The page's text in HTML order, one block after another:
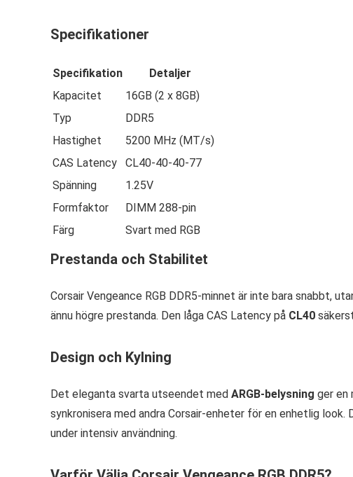
Specifikationer
Specifikation
Detaljer
Kapacitet
16GB (2 x 8GB)
Typ
DDR5
Hastighet
5200 MHz (MT/s)
CAS Latency
CL40-40-40-77
Spänning
1.25V
Formfaktor
DIMM 288-pin
Färg
Svart med RGB
Prestanda och Stabilitet
Corsair Vengeance RGB DDR5-minnet är inte bara snabbt,
ännu högre prestanda. Den låga CAS Latency på CL40
Design och Kylning
Det eleganta svarta utseendet med ARGB-belysning ger en
synkronisera med andra Corsair-enheter för en enhetlig
under intensiv användning.